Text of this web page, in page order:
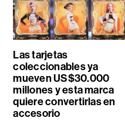
Las tarjetas
coleccionables ya
mueven US$30.000
millones y esta marca
quiere convertirlas en
accesorio